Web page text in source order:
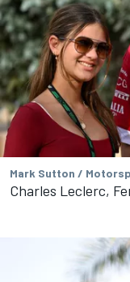
Mark Sutton /
Charles Leclerc,